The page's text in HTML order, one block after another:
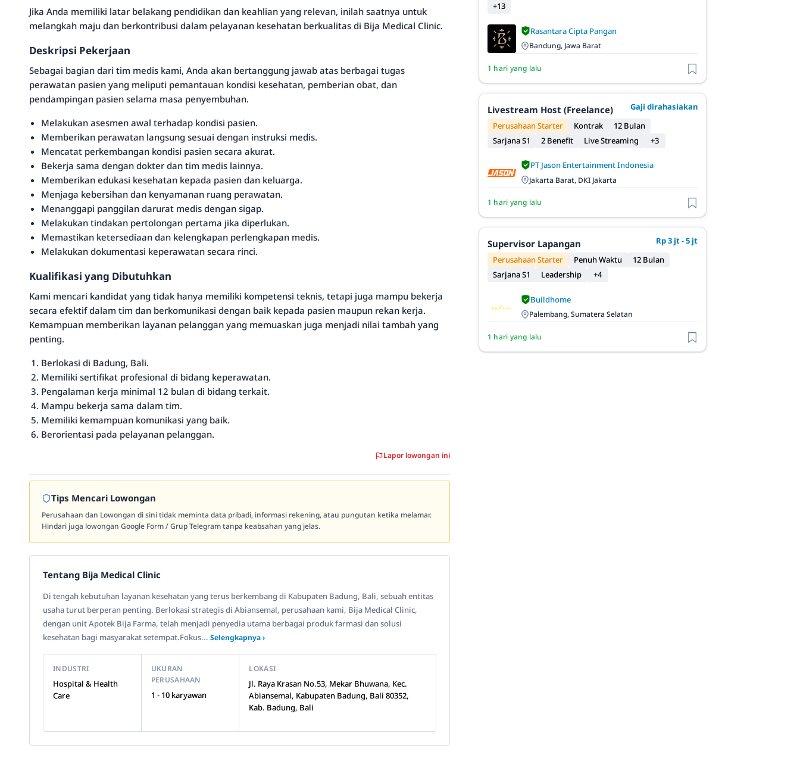
Jika Anda memiliki latar belakang pendidikan dan keahlian yang relevan, inilah saatnya untuk
melangkah maju dan berkontribusi dalam pelayanan kesehatan berkualitas di Bija Medical Clinic.
Deskripsi Pekerjaan
Sebagai bagian dari tim medis kami, Anda akan bertanggung jawab atas berbagai tugas
perawatan pasien yang meliputi pemantauan kondisi kesehatan, pemberian obat, dan
pendampingan pasien selama masa penyembuhan.
Melakukan asesmen awal terhadap kondisi pasien.
Memberikan perawatan langsung sesuai dengan instruksi medis.
Mencatat perkembangan kondisi pasien secara akurat.
Bekerja sama dengan dokter dan tim medis lainnya.
Memberikan edukasi kesehatan kepada pasien dan keluarga.
Menjaga kebersihan dan kenyamanan ruang perawatan.
Menanggapi panggilan darurat medis dengan sigap.
Melakukan tindakan pertolongan pertama jika diperlukan.
Memastikan ketersediaan dan kelengkapan perlengkapan medis.
Melakukan dokumentasi keperawatan secara rinci.
Kualifikasi yang Dibutuhkan
Kami mencari kandidat yang tidak hanya memiliki kompetensi teknis, tetapi juga mampu bekerja
secara efektif dalam tim dan berkomunikasi dengan baik kepada pasien maupun rekan kerja.
Kemampuan memberikan layanan pelanggan yang memuaskan juga menjadi nilai tambah yang
penting.
Berlokasi di Badung, Bali.
Memiliki sertifikat profesional di bidang keperawatan.
Pengalaman kerja minimal 12 bulan di bidang terkait.
Mampu bekerja sama dalam tim.
Memiliki kemampuan komunikasi yang baik.
Berorientasi pada pelayanan pelanggan.
Lapor lowongan ini
Tips Mencari Lowongan
Perusahaan dan Lowongan di sini tidak meminta data pribadi, informasi rekening, atau pungutan ketika melamar.
Hindari juga lowongan Google Form / Grup Telegram tanpa keabsahan yang jelas.
Tentang Bija Medical Clinic
Di tengah kebutuhan layanan kesehatan yang terus berkembang di Kabupaten Badung, Bali, sebuah entitas
usaha turut berperan penting. Berlokasi strategis di Abiansemal, perusahaan kami, Bija Medical Clinic,
dengan unit Apotek Bija Farma, telah menjadi penyedia utama berbagai produk farmasi dan solusi
kesehatan bagi masyarakat setempat.Fokus... Selengkapnya ›
INDUSTRI
Hospital & Health
Care
UKURAN
PERUSAHAAN
1 - 10 karyawan
LOKASI
Jl. Raya Krasan No.53, Mekar Bhuwana, Kec.
Abiansemal, Kabupaten Badung, Bali 80352,
Kab. Badung, Bali
+13
Rasantara Cipta Pangan
Bandung, Jawa Barat
1 hari yang lalu
Livestream Host (Freelance)
Gaji dirahasiakan
Perusahaan Starter
Kontrak
12 Bulan
Sarjana S1
2 Benefit Live Streaming +3
PT Jason Entertainment Indonesia
Jakarta Barat, DKI Jakarta
1 hari yang lalu
Supervisor Lapangan
Rp 3 jt - 5 jt
Perusahaan Starter
Penuh Waktu
12 Bulan
Sarjana S1
Leadership +4
Buildhome
Palembang, Sumatera Selatan
1 hari yang lalu